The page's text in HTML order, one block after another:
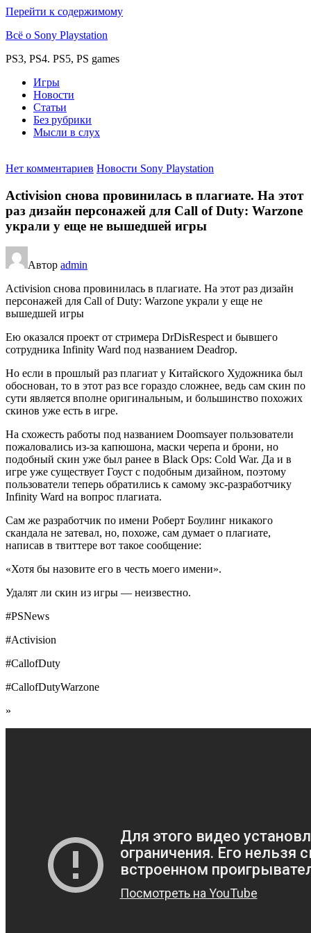
Перейти к содержимому
Всё о Sony Playstation
PS3, PS4. PS5, PS games
Игры
Новости
Статьи
Без рубрики
Мысли в слух
Нет комментариев Новости Sony Playstation
Activision снова провинилась в плагиате. На этот
раз дизайн персонажей для Call of Duty: Warzone
украли у еще не вышедшей игры
Автор admin
Activision снова провинилась в плагиате. На этот раз дизайн
персонажей для Call of Duty: Warzone украли у еще не
вышедшей игры
Ею оказался проект от стримера DrDisRespect и бывшего
сотрудника Infinity Ward под названием Deadrop.
Но если в прошлый раз плагиат у Китайского Художника был
обоснован, то в этот раз все гораздо сложнее, ведь сам скин по
сути является вполне оригинальным, и большинство похожих
скинов уже есть в игре.
На схожесть работы под названием Doomsayer пользователи
пожаловались из-за капюшона, маски черепа и брони, но
подобный скин уже был ранее в Black Ops: Cold War. Да и в
игре уже существует Гоуст c подобным дизайном, поэтому
пользователи теперь обратились к самому экс-разработчику
Infinity Ward на вопрос плагиата.
Сам же разработчик по имени Роберт Боулинг никакого
скандала не затевал, но, похоже, сам думает о плагиате,
написав в твиттере вот такое сообщение:
«Хотя бы назовите его в честь моего имени».
Удалят ли скин из игры — неизвестно.
#PSNews
#Activision
#CallofDuty
#CallofDutyWarzone
»